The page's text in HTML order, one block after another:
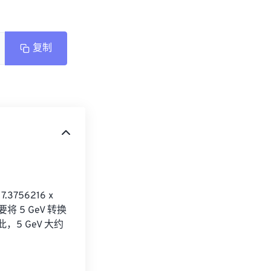
复制
x
将 5 GeV 转换
，5 GeV 大约